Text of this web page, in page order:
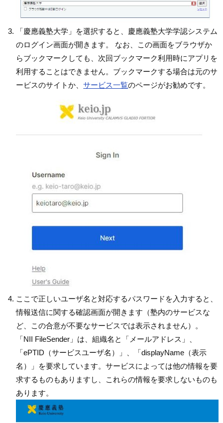
「慶應義塾大学」を選択すると、慶應義塾大学学認システム
のログイン画面が開きます。 なお、この画面をブラウザか
らブックマークしても、次回ブックマーク利用時にアプリを
利用することはできません。ブックマークする場合は元のサ
ービスのサイトか、サービス一覧のページがお勧めです。
ここで正しいユーザ名と対応するパスワードを入力すると、
情報送信に関する確認画面が開きます（塾内のサービスな
ど、この合意が不要なサービスでは表示されません）。
「NII FileSender」は、組織名と「メールアドレス」、
「ePTID（サービスユーザ名）」、「displayName（表示
名）」を要求しています。サービスによっては他の情報を要
求するものもありますし、これらの情報を要求しないものも
あります。